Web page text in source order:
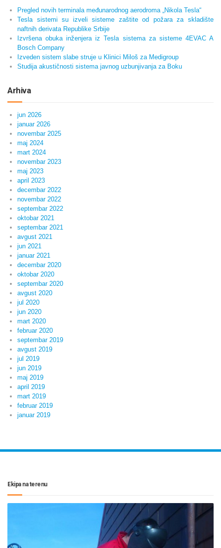
Pregled novih terminala međunarodnog aerodroma „Nikola Tesla“
Tesla sistemi su izveli sisteme zaštite od požara za skladište
naftnih derivata Republike Srbije
Izvršena obuka inženjera iz Tesla sistema za sisteme 4EVAC A
Bosch Company
Izveden sistem slabe struje u Klinici Miloš za Medigroup
Studija akustičnosti sistema javnog uzbunjivanja za Boku
Arhiva
jun 2026
januar 2026
novembar 2025
maj 2024
mart 2024
novembar 2023
maj 2023
april 2023
decembar 2022
novembar 2022
septembar 2022
oktobar 2021
septembar 2021
avgust 2021
jun 2021
januar 2021
decembar 2020
oktobar 2020
septembar 2020
avgust 2020
jul 2020
jun 2020
mart 2020
februar 2020
septembar 2019
avgust 2019
jul 2019
jun 2019
maj 2019
april 2019
mart 2019
februar 2019
januar 2019
Ekipa na terenu